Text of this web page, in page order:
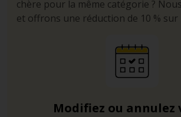
chère pour la même catégorie ?
et offrons une réduction de 10 % sur
Modifiez ou annulez